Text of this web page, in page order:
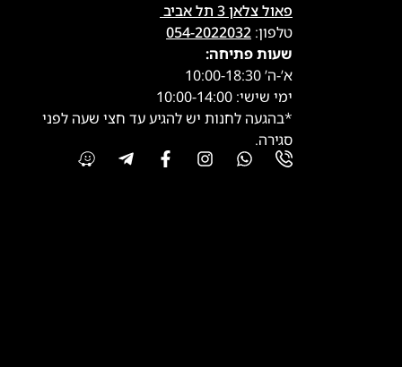
פאול צלאן 3 תל אביב
טלפון: 054-2022032
שעות פתיחה:
א’-ה’ 10:00-18:30
ימי שישי: 10:00-14:00
*בהגעה לחנות יש להגיע עד חצי שעה לפני
סגירה.